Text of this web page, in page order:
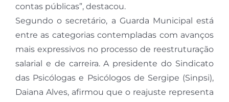
contas públicas”, destacou.
Segundo o secretário, a Guarda Municipal está
entre as categorias contempladas com avanços
mais expressivos no processo de reestruturação
salarial e de carreira. A presidente do Sindicato
das Psicólogas e Psicólogos de Sergipe (Sinpsi),
Daiana Alves, afirmou que o reajuste representa